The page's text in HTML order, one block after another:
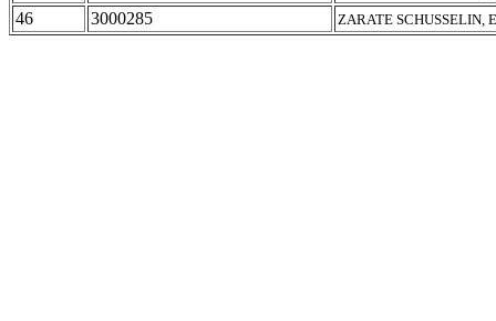
46 3000285 ZARATE SCHUSSELIN,